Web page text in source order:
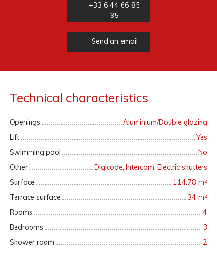
+33 6 44 66 85
35
Send an email
Technical characteristics
Openings
Aluminium/Double glazing
Lift
Yes
Swimming pool
No
Other
Digicode, Intercom, Electric shutters
Surface
114.78 m²
Terrace surface
34 m²
Rooms
4
Bedrooms
3
Shower room
2